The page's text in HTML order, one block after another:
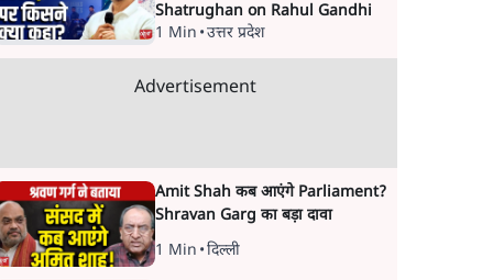
Shatrughan on Rahul Gandhi
1 Min •उत्तर प्रदेश
Advertisement
Amit Shah कब आएंगे Parliament?
Shravan Garg का बड़ा दावा
1 Min •दिल्ली